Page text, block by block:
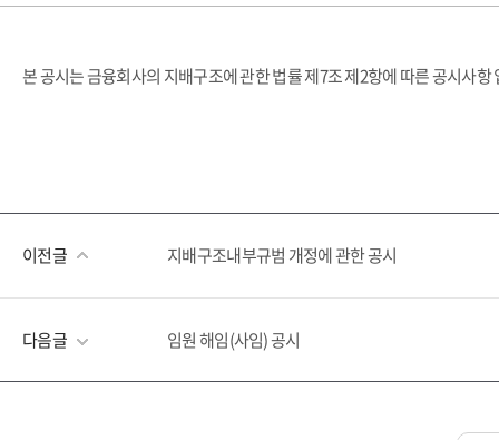
본 공시는 금융회사의 지배구조에 관한 법률 제7조 제2항에 따른 공시사항
이전글 지배구조내부규범 개정에 관한 공시
다음글 임원 해임(사임) 공시